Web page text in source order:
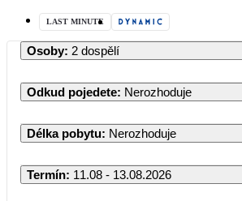
LAST MINUTE
Osoby: 2 dospělí
Odkud pojedete: Nerozhoduje
Délka pobytu: Nerozhoduje
Termín: 11.08 - 13.08.2026